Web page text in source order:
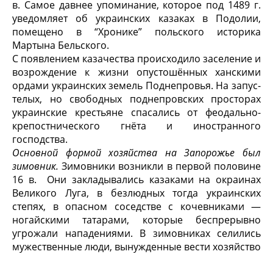
в. Самое давнее упоминание, которое под 1489 г.
уведомляет об украинских казаках в Подолии,
помещено в “Хронике” польского историка
Мартына Бельского.
С появлением казачества происходило заселение и
возрождение к жизни опустошённых ханскими
ордами украинских земель Поднепровья. На запус­
телых, но свободных поднепровских просторах
украинские крестьяне спаса­лись от феодально-
крепостнического гнёта и иностранного
господства.
Основной формой хозяйства на Запорожье был
зимовник. Зимовники возникли в первой половине
16 в. Они закладывались казаками на окраинах
Великого Луга, в безлюдных тогда украинских
степях, в опасном соседстве с кочевниками —
ногайскими татарами, которые беспрерывно
угрожали на­падениями. В зимовниках селились
мужественные люди, вынужденные вести хозяйство